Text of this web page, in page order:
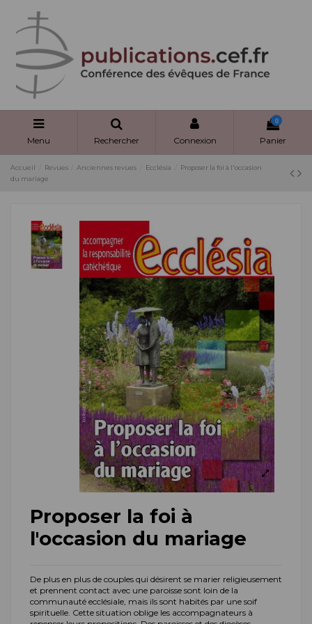
Menu Rechercher Connexion
0
Panier
Accueil Revues Anciennes revues Ecclésia
Proposer la foi à l'occasion
du mariage
Proposer la foi à
l'occasion du mariage
De plus en plus de couples qui désirent se marier religieusement
et prennent contact avec une paroisse sont loin de la
communauté ecclésiale, mais ils sont habités par une soif
spirituelle. Cette situation oblige les accompagnateurs à